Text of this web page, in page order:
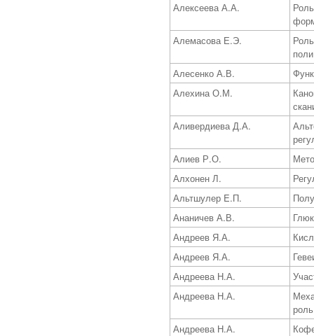
Алексеева А.А.
Алемасова Е.Э.
Алесенко А.В.
Алехина О.М.
Аливердиева Д.А.
Алиев Р.О.
Алхонен Л.
Альтшулер E.П.
Ананичев А.В.
Андреев Я.А.
Андреев Я.А.
Андреева Н.А.
Андреева Н.А.
Андреева Н.А.